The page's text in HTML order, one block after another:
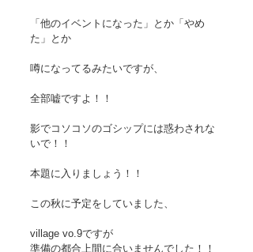
「他のイベントになった」とか「やめ
た」とか
噂になってるみたいですが、
全部嘘ですよ！！
影でコソコソのゴシップには惑わされな
いで！！
本題に入りましょう！！
この秋に予定をしていました、
village vo.9ですが
準備の都合上間に合いませんでした！！